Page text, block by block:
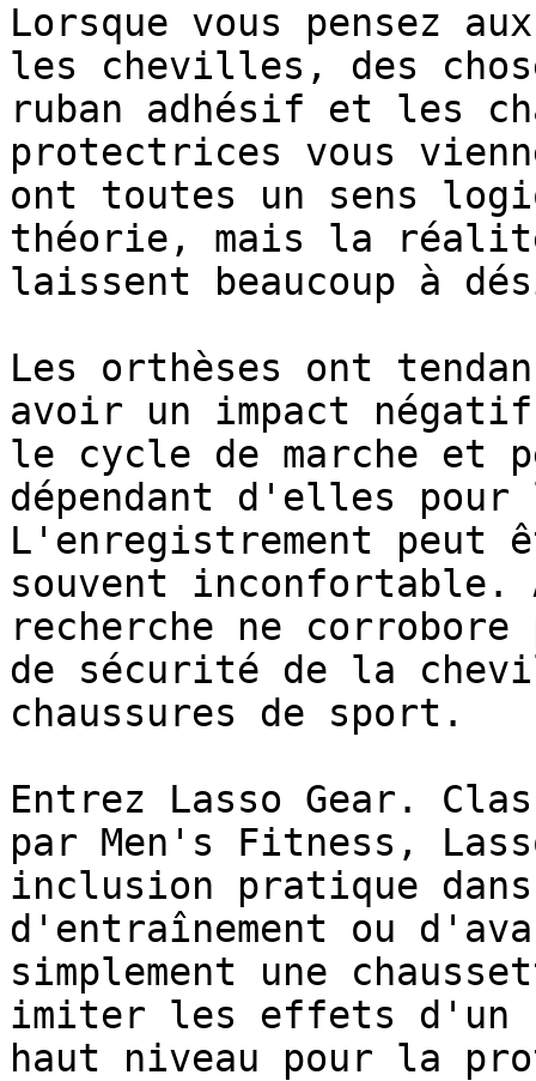
Lorsque vous pensez
les chevilles, des
ruban adhésif et les
protectrices vous
ont toutes un sens
théorie, mais la
laissent beaucoup à
Les orthèses ont
avoir un impact
le cycle de marche et
dépendant d'elles
L'enregistrement
souvent
recherche ne
de sécurité de la
chaussures de sport.
Entrez Lasso Gear.
par Men's Fitness,
inclusion pratique
d'entraînement ou
simplement une
imiter les effets d'un
haut niveau pour la